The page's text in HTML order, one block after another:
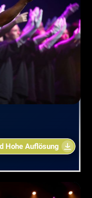
Hohe Auflösung